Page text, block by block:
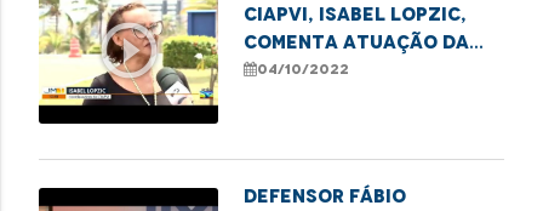
play_circle_outline
Ciapvi, Isabel Lopzic,
comenta atuação da
DPE para garantir
04/10/2022
Defensor Fábio